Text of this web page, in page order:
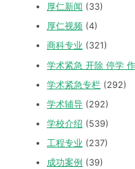
厚仁新闻 (33)
厚仁视频 (4)
商科专业 (321)
学术紧急 开除 停学
学术紧急专栏 (292)
学术辅导 (292)
学校介绍 (539)
工程专业 (237)
成功案例 (39)